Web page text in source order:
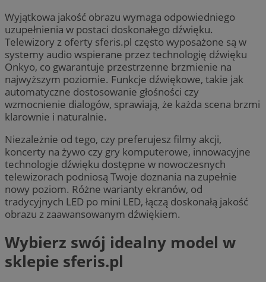
Wyjątkowa jakość obrazu wymaga odpowiedniego
uzupełnienia w postaci doskonałego dźwięku.
Telewizory z oferty sferis.pl często wyposażone są w
systemy audio wspierane przez technologię dźwięku
Onkyo, co gwarantuje przestrzenne brzmienie na
najwyższym poziomie. Funkcje dźwiękowe, takie jak
automatyczne dostosowanie głośności czy
wzmocnienie dialogów, sprawiają, że każda scena brzmi
klarownie i naturalnie.
Niezależnie od tego, czy preferujesz filmy akcji,
koncerty na żywo czy gry komputerowe, innowacyjne
technologie dźwięku dostępne w nowoczesnych
telewizorach podniosą Twoje doznania na zupełnie
nowy poziom. Różne warianty ekranów, od
tradycyjnych LED po mini LED, łączą doskonałą jakość
obrazu z zaawansowanym dźwiękiem.
Wybierz swój idealny model w
sklepie sferis.pl